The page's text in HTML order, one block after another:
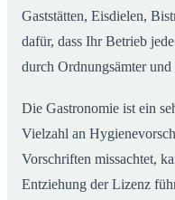
Gaststätten, Eisdielen,
dafür, dass Ihr Betrieb
durch Ordnungsämter
Die Gastronomie ist ein
Vielzahl an
Vorschriften missachtet,
Entziehung der Lizenz